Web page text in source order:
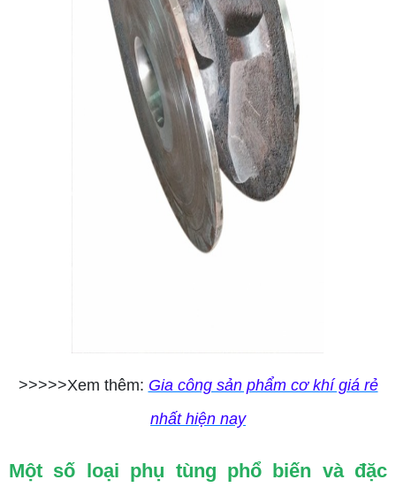
>>>>>Xem thêm: Gia công sản phẩm cơ khí giá rẻ
nhất hiện nay
Một số loại phụ tùng phổ biến và đặc